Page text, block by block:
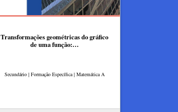
Transformações geométricas do gráfico
de uma função:…
Secundário | Formação Específica | Matemática A